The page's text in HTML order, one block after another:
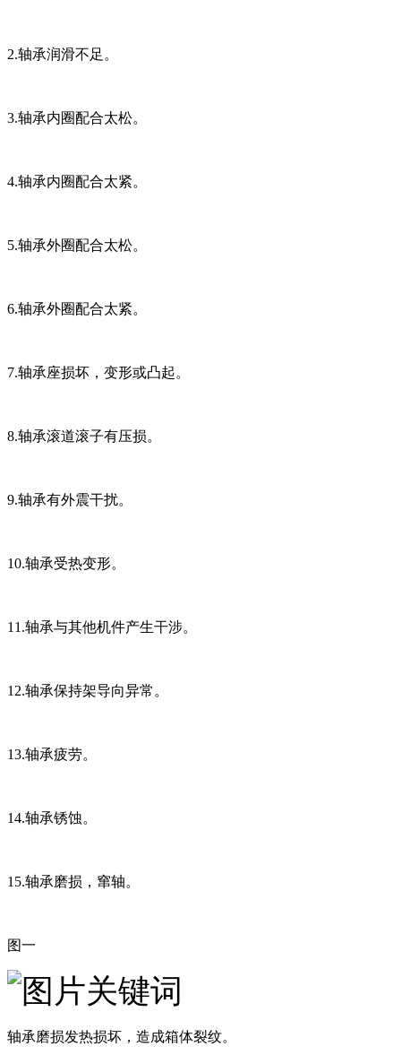
2.轴承润滑不足。
3.轴承内圈配合太松。
4.轴承内圈配合太紧。
5.轴承外圈配合太松。
6.轴承外圈配合太紧。
7.轴承座损坏，变形或凸起。
8.轴承滚道滚子有压损。
9.轴承有外震干扰。
10.轴承受热变形。
11.轴承与其他机件产生干涉。
12.轴承保持架导向异常。
13.轴承疲劳。
14.轴承锈蚀。
15.轴承磨损，窜轴。
图一
轴承磨损发热损坏，造成箱体裂纹。